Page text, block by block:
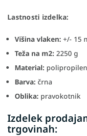
Lastnosti izdelka:
Višina vlaken: +/- 15
Teža na m2: 2250 g
Material: polipropilen
Barva: črna
Oblika: pravokotnik
Izdelek
trgovinah: